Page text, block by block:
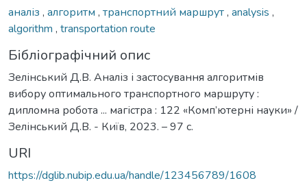
аналіз , алгоритм , транспортний маршрут, analysis ,
algorithm , transportation route
Бібліографічний опис
Зелінський Д.В. Аналіз і застосування алгоритмів
вибору оптимального транспортного маршруту :
дипломна робота ... магістра : 122 «Комп’ютерні науки» /
Зелінський Д.В. - Київ, 2023. – 97 с.
URI
https://dglib.nubip.edu.ua/handle/123456789/1608